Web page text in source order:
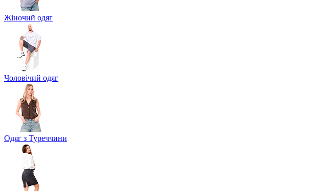
Жіночий одяг
Чоловічий одяг
Одяг з Туреччини